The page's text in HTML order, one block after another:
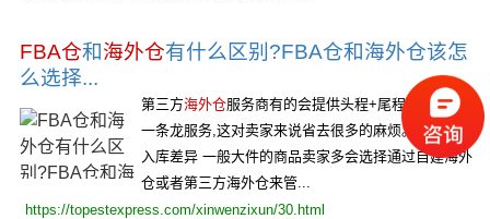
FBA仓和海外仓有什么区别?FBA仓和海外仓该怎
么选择...
第三方海外仓服务商有的会提供头程+尾程+仓储等的
一条龙服务,这对卖家来说省去很多的麻烦。 2、产品
入库差异 一般大件的商品卖家多会选择通过自建海外
仓或者第三方海外仓来管...
https://topestexpress.com/xinwenzixun/30.html